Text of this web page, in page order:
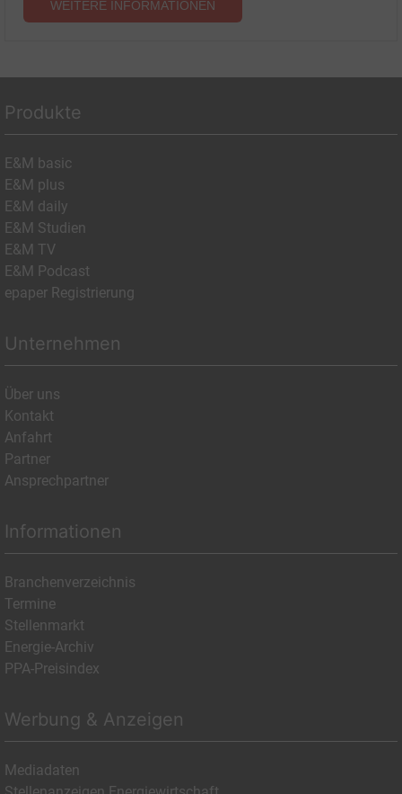
WEITERE INFORMATIONEN
Produkte
E&M basic
E&M plus
E&M daily
E&M Studien
E&M TV
E&M Podcast
epaper Registrierung
Unternehmen
Über uns
Kontakt
Anfahrt
Partner
Ansprechpartner
Informationen
Branchenverzeichnis
Termine
Stellenmarkt
Energie-Archiv
PPA-Preisindex
Werbung & Anzeigen
Mediadaten